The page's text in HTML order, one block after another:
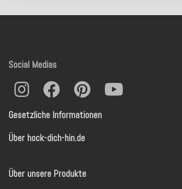
Gesetzliche Informationen
Über hock-dich-hin.de
Über unsere Produkte
Social Medias